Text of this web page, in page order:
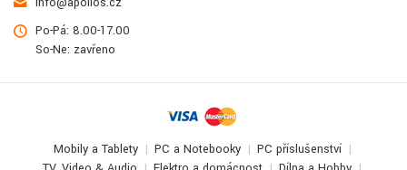
Po-Pá: 8.00-17.00
So-Ne: zavřeno
Mobily a Tablety PC a Notebooky
PC příslušenství